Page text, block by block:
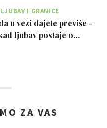
I GRANICE
u vezi dajete previše -
ljubav postaje o…